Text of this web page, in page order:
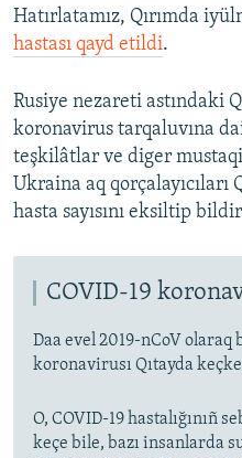
Hatırlatamız, Qırımda
hastası qayd etildi.
Rusiye nezareti astındaki
koronavirus tarqaluvına
teşkilâtlar ve diger
Ukraina aq qorçalayıcıları
hasta sayısını eksiltip
COVID-19
Daa evel 2019-nCoV olaraq
koronavirusı Qıtayda
O, COVID-19 hastalığınıñ
keçe bile, bazı insanlarda